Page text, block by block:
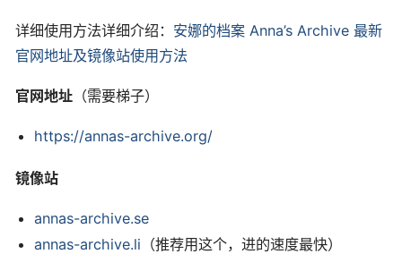
详细使用方法详细介绍： 安娜的档案 Anna’s Archive 最新
官网地址及镜像站使用方法
官网地址 （需要梯子）
https://annas-archive.org/
镜像站
annas-archive.se
annas-archive.li （推荐用这个，进的速度最快）